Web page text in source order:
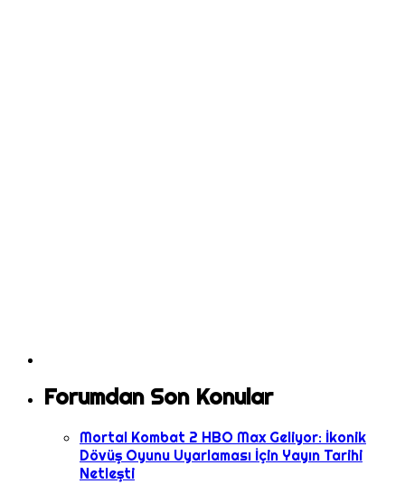
Forumdan Son Konular
Mortal Kombat 2 HBO Max Geliyor: İkonik
Dövüş Oyunu Uyarlaması İçin Yayın Tarihi
Netleşti